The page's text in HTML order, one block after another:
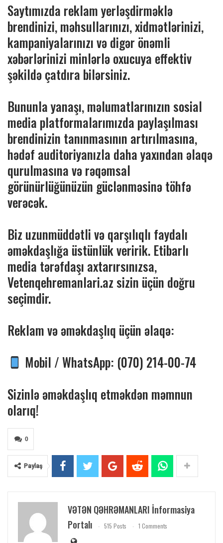
Saytımızda reklam yerləşdirməklə
brendinizi, məhsullarınızı, xidmətlərinizi,
kampaniyalarınızı və digər önəmli
xəbərlərinizi minlərlə oxucuya effektiv
şəkildə çatdıra bilərsiniz.
Bununla yanaşı, məlumatlarınızın sosial
media platformalarımızda paylaşılması
brendinizin tanınmasının artırılmasına,
hədəf auditoriyanızla daha yaxından əlaqə
qurulmasına və rəqəmsal
görünürlüğünüzün güclənməsinə töhfə
verəcək.
Biz uzunmüddətli və qarşılıqlı faydalı
əməkdaşlığa üstünlük veririk. Etibarlı
media tərəfdaşı axtarırsınızsa,
Vetenqehremanlari.az sizin üçün doğru
seçimdir.
Reklam və əməkdaşlıq üçün əlaqə:
Mobil / WhatsApp: (070) 214-00-74
Sizinlə əməkdaşlıq etməkdən məmnun
olarıq!
0
Paylaş
VƏTƏN QƏHRƏMANLARI İnformasiya
Portalı
515 Posts 1 Comments